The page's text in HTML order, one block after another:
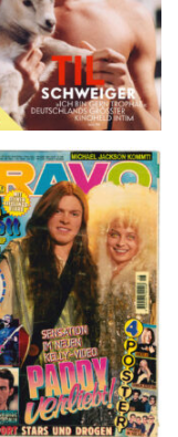
– Nr. 8, 13. Febr.
1997